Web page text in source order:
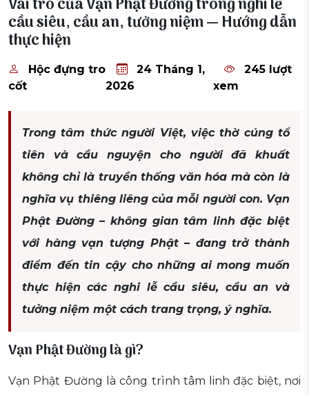
Vai trò của Vạn Phật Đường trong nghi lễ
cầu siêu, cầu an, tưởng niệm — Hướng dẫn
thực hiện
Hộc đựng tro
cốt
24 Tháng 1,
2026
245 lượt
xem
Trong tâm thức người Việt, việc thờ cúng tổ
tiên và cầu nguyện cho người đã khuất
không chỉ là truyền thống văn hóa mà còn là
nghĩa vụ thiêng liêng của mỗi người con. Vạn
Phật Đường – không gian tâm linh đặc biệt
với hàng vạn tượng Phật – đang trở thành
điểm đến tin cậy cho những ai mong muốn
thực hiện các nghi lễ cầu siêu, cầu an và
tưởng niệm một cách trang trọng, ý nghĩa.
Vạn Phật Đường là gì?
Vạn Phật Đường là công trình tâm linh đặc biệt, nơi